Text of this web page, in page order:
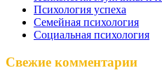
Психология успеха
Семейная психология
Социальная психология
Свежие комментарии